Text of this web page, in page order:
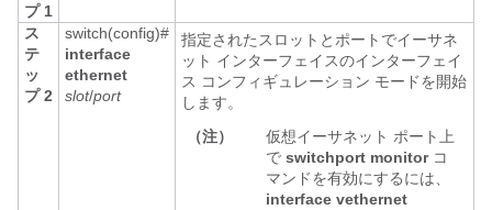
プ 1
ス
テ
ッ
プ 2
switch(config)#
interface
ethernet
slot/port
指定されたスロットとポートでイーサネ
ット インターフェイスのインターフェイ
ス コンフィギュレーション モードを開始
します。
（注）
仮想イーサネット ポート上
で switchport monitorコ
マンドを有効にするには、
interface vethernet